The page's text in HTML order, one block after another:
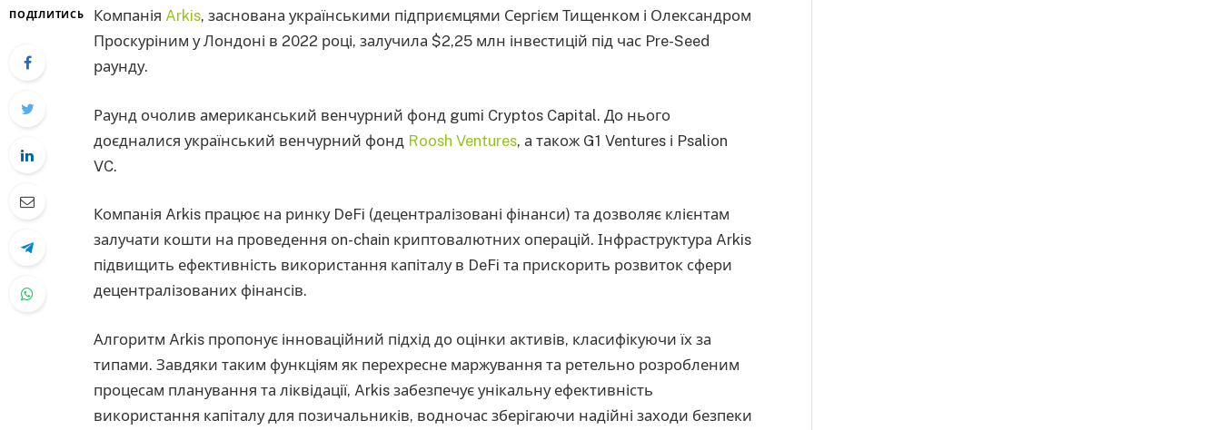
ПОДІЛИТИСЬ Компанія Arkis, заснована українськими підприємцями Сергієм Тищенком і Олександром
Проскуріним у Лондоні в 2022 році, залучила $2,25 млн інвестицій під час Pre-Seed
раунду.
Раунд очолив американський венчурний фонд gumi Cryptos Capital. До нього
доєдналися український венчурний фонд Roosh Ventures, а також G1 Ventures і Psalion
VC.
Компанія Arkis працює на ринку DeFi (децентралізовані фінанси) та дозволяє клієнтам
залучати кошти на проведення on-chain криптовалютних операцій. Інфраструктура Arkis
підвищить ефективність використання капіталу в DeFi та прискорить розвиток сфери
децентралізованих фінансів.
Алгоритм Arkis пропонує інноваційний підхід до оцінки активів, класифікуючи їх за
типами. Завдяки таким функціям як перехресне маржування та ретельно розробленим
процесам планування та ліквідації, Arkis забезпечує унікальну ефективність
використання капіталу для позичальників, водночас зберігаючи надійні заходи безпеки